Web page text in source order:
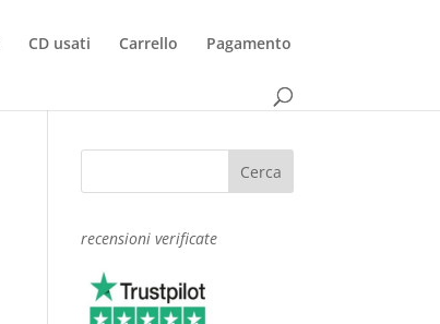
CD usati Carrello Pagamento
recensioni verificate